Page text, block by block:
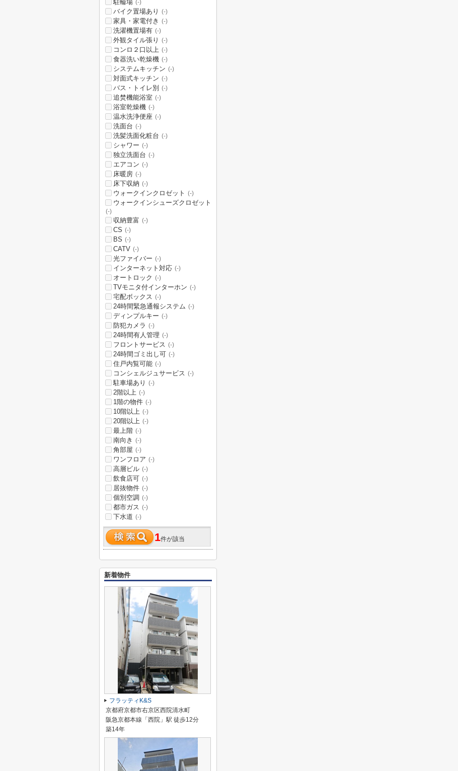
駐輪場 (-)
バイク置場あり (-)
家具・家電付き (-)
洗濯機置場有 (-)
外観タイル張り (-)
コンロ２口以上 (-)
食器洗い乾燥機 (-)
システムキッチン (-)
対面式キッチン (-)
バス・トイレ別 (-)
追焚機能浴室 (-)
浴室乾燥機 (-)
温水洗浄便座 (-)
洗面台 (-)
洗髪洗面化粧台 (-)
シャワー (-)
独立洗面台 (-)
エアコン (-)
床暖房 (-)
床下収納 (-)
ウォークインクロゼット (-)
ウォークインシューズクロゼット
(-)
収納豊富 (-)
CS (-)
BS (-)
CATV (-)
光ファイバー (-)
インターネット対応 (-)
オートロック (-)
TVモニタ付インターホン (-)
宅配ボックス (-)
24時間緊急通報システム (-)
ディンプルキー (-)
防犯カメラ (-)
24時間有人管理 (-)
フロントサービス (-)
24時間ゴミ出し可 (-)
住戸内覧可能 (-)
コンシェルジュサービス (-)
駐車場あり (-)
2階以上 (-)
1階の物件 (-)
10階以上 (-)
20階以上 (-)
最上階 (-)
南向き (-)
角部屋 (-)
ワンフロア (-)
高層ビル (-)
飲食店可 (-)
居抜物件 (-)
個別空調 (-)
都市ガス (-)
下水道 (-)
1件が該当
新着物件
フラッティK&S
京都府京都市右京区西院清水町
阪急京都本線「西院」駅 徒歩12分
築14年